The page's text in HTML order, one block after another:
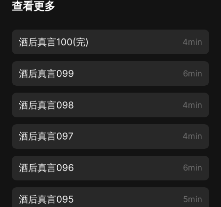
查看更多
酒后真言100(完) 4min
酒后真言099 6min
酒后真言098 4min
酒后真言097 4min
酒后真言096 6min
酒后真言095 5min